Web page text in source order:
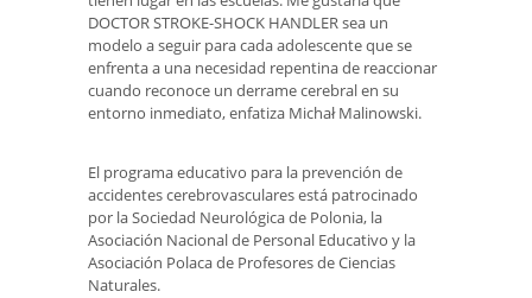
DOCTOR STROKE-SHOCK HANDLER sea un
modelo a seguir para cada adolescente que se
enfrenta a una necesidad repentina de reaccionar
cuando reconoce un derrame cerebral en su
entorno inmediato, enfatiza Michał Malinowski.
El programa educativo para la prevención de
accidentes cerebrovasculares está patrocinado
por la Sociedad Neurológica de Polonia, la
Asociación Nacional de Personal Educativo y la
Asociación Polaca de Profesores de Ciencias
Naturales.